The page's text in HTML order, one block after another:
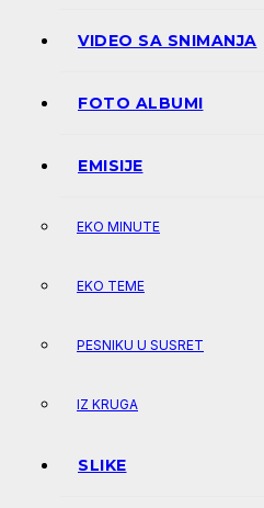
VIDEO SA SNIMANJA
FOTO ALBUMI
EMISIJE
EKO MINUTE
EKO TEME
PESNIKU U SUSRET
IZ KRUGA
SLIKE